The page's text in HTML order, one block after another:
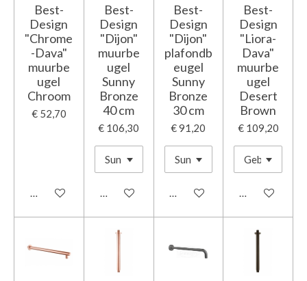
Best-
Design
"Chrome
-Dava"
muurbe
ugel
Chroom
€ 52,70
In winkelwagen
Best-
Design
"Dijon"
muurbe
ugel
Sunny
Bronze
40 cm
€ 106,30
In winkelwagen
Best-
Design
"Dijon"
plafondb
eugel
Sunny
Bronze
30 cm
€ 91,20
In winkelwagen
Best-
Design
"Liora-
Dava"
muurbe
ugel
Desert
Brown
€ 109,20
In